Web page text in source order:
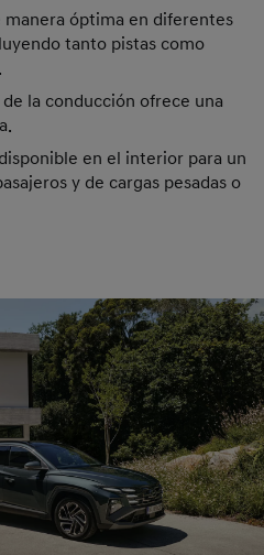
manera óptima en diferentes
tanto pistas como
de la conducción ofrece una
en el interior para un
y de cargas pesadas o